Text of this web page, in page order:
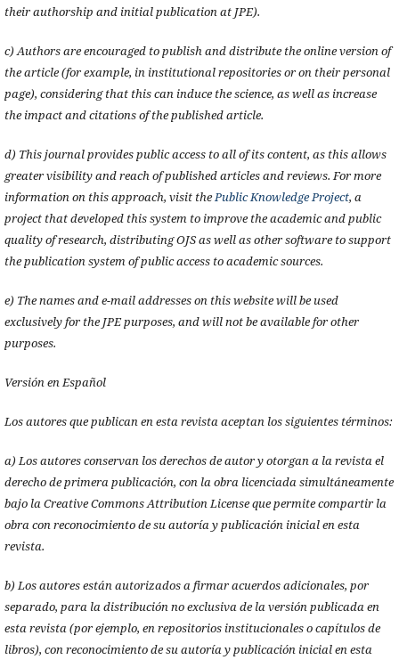
their authorship and initial publication at JPE).
c) Authors are encouraged to publish and distribute the online version of
the article (for example, in institutional repositories or on their personal
page), considering that this can induce the science, as well as increase
the impact and citations of the published article.
d) This journal provides public access to all of its content, as this allows
greater visibility and reach of published articles and reviews. For more
information on this approach, visit thePublic Knowledge Project, a
project that developed this system to improve the academic and public
quality of research, distributing OJS as well as other software to support
the publication system of public access to academic sources.
e) The names and e-mail addresses on this website will be used
exclusively for the JPE purposes, and will not be available for other
purposes.
Versión en Español
Los autores que publican en esta revista aceptan los siguientes términos:
a) Los autores conservan los derechos de autor y otorgan a la revista el
derecho de primera publicación, con la obra licenciada simultáneamente
bajo la Creative Commons Attribution License que permite compartir la
obra con reconocimiento de su autoría y publicación inicial en esta
revista.
b) Los autores están autorizados a firmar acuerdos adicionales, por
separado, para la distribución no exclusiva de la versión publicada en
esta revista (por ejemplo, en repositorios institucionales o capítulos de
libros), con reconocimiento de su autoría y publicación inicial en esta